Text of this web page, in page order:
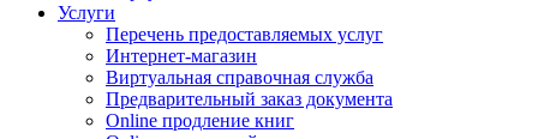
Услуги
Перечень предоставляемых услуг
Интернет-магазин
Виртуальная справочная служба
Предварительный заказ документа
Online продление книг